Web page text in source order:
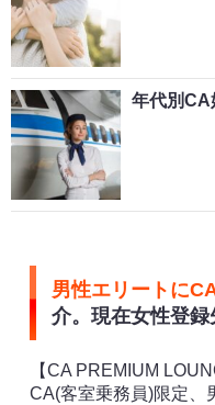
年代別CA
男性エリートに
介。現在女性登録
【CA PREMIUM
CA(客室乗務員)限定、